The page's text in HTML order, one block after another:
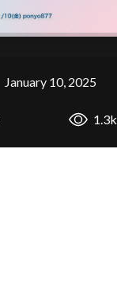
January 10, 2025
1.3k